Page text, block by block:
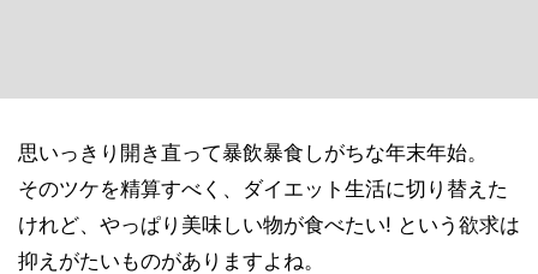
思いっきり開き直って暴飲暴食しがちな年末年始。
そのツケを精算すべく、ダイエット生活に切り替えた
けれど、やっぱり美味しい物が食べたい! という欲求は
抑えがたいものがありますよね。